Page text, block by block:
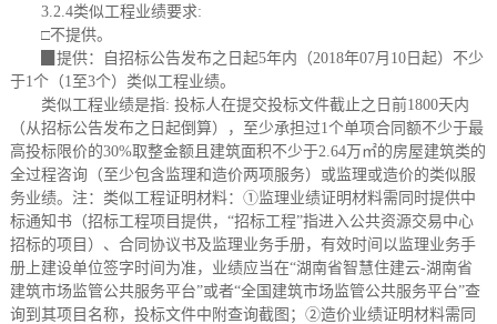
3.2.4类似工程业绩要求:
□不提供。
▉提供： 自招标公告发布之日起5年内（2018年07月10日 起）不少
于1 个（1至3个）类似工程业绩。
类似工程业绩是指: 投标人在提交投标文件截止之日前1800天内
（从招标公告发布之日起倒算），至少承担过1个单项合同额不少于最
高投标限价的30%取整金额且建筑面积不少于2.64万㎡的房屋建筑类的
全过程咨询（至少包含监理和造价两项服务）或监理或造价的类似服
务业绩。 注：类似工程证明材料： ①监理业绩证明材料需同时提供中
标通知书（招标工程项目提供，“招标工程”指进入公共资源交易中心
招标的项目）、合同协议书及监理业务手册，有效时间以监理业务手
册上建设单位签字时间为准，业绩应当在“湖南省智慧住建云-湖南省
建筑市场监管公共服务平台”或者“全国建筑市场监管公共服务平台”查
询到其项目名称，投标文件中附查询截图；②造价业绩证明材料需同